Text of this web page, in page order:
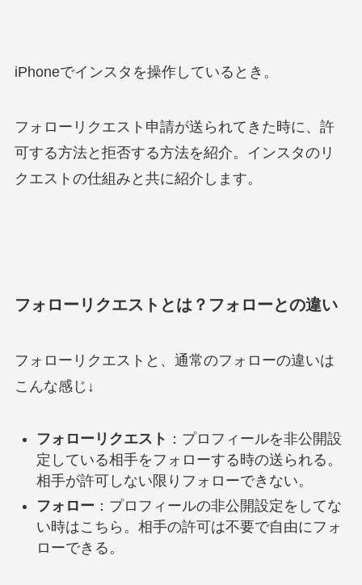
iPhoneでインスタを操作しているとき。
フォローリクエスト申請が送られてきた時に、許
可する方法と拒否する方法を紹介。インスタのリ
クエストの仕組みと共に紹介します。
フォローリクエストとは？フォローとの違い
フォローリクエストと、通常のフォローの違いは
こんな感じ↓
フォローリクエスト ：プロフィールを非公開設
定している相手をフォローする時の送られる。
相手が許可しない限りフォローできない。
フォロー ：プロフィールの非公開設定をしてな
い時はこちら。相手の許可は不要で自由にフォ
ローできる。